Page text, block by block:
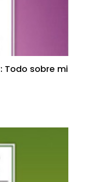
Todo sobre mi